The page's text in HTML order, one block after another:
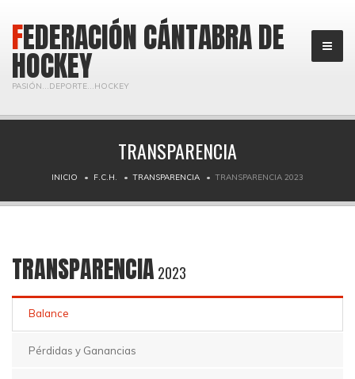
FEDERACIÓN CÁNTABRA DE
HOCKEY
PASIÓN...DEPORTE...HOCKEY
TRANSPARENCIA
INICIO F.C.H. TRANSPARENCIA TRANSPARENCIA 2023
TRANSPARENCIA 2023
Balance
Pérdidas y Ganancias